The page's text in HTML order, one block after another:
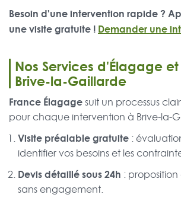
Besoin d'une intervention rapide ?
une visite gratuite ! Demander une
Nos Services d'Élagage
Brive-la-Gaillarde
France Élagagesuit un processus
pour chaque intervention à Brive-la-
Visite préalable gratuite :
identifier vos besoins et les
Devis détaillé sous 24h :
sans engagement.